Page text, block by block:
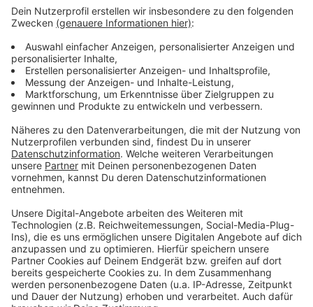
Anzeige
Hygienemaßnahmen strikt einhalten
Anzeige
Alle Geflügelhalter – auch Hobbyhalter – sollen auf
jeden Fall die vorgeschriebenen Hygienemaßnahmen
strikt einhalten. Merkblätter und Infos gibt es auf der
wittgenstein.de/tierseuchen. Die Geflügelpest ist für
Hühner und Puten besonders gefährlich – in
betroffenen Beständen können fast alle Tiere
sterben. Das Veterinäramt bittet, Geflügel
aufmerksam zu beobachten und Krankheits- oder
Todesfälle sofort zu melden.